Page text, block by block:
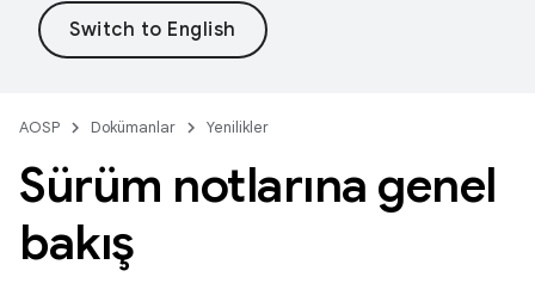
AOSP Dokümanlar Yenilikler
Sürüm notlarına genel
bakış